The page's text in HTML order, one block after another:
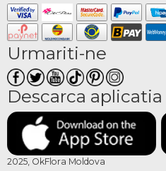
Urmariti-ne
Descarca aplicatia
2025, OkFlora Moldova